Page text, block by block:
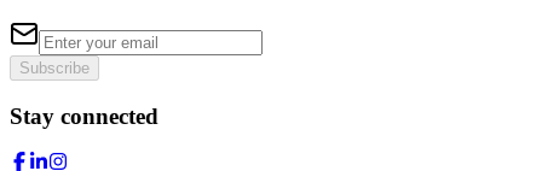
Subscribe
Stay connected